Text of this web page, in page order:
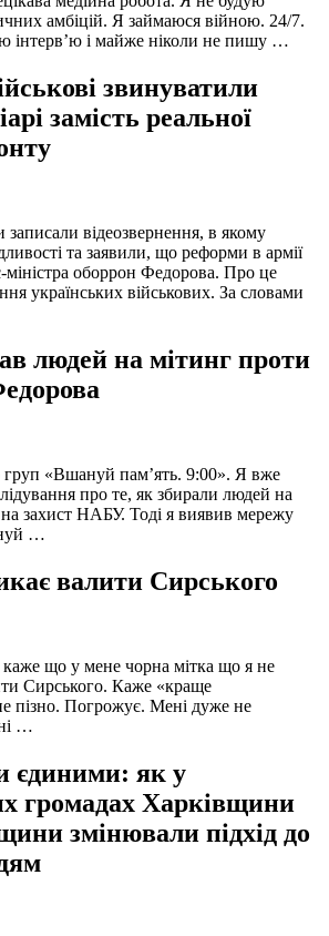
амбіцій. Я займаюся війною. 24/7.
інтерв’ю і майже ніколи не пишу …
звинуватили
замість реальної
записали відеозвернення, в якому
та заявили, що реформи в армії
міністра оборрон Федорова. Про це
українських військових. За словами
людей на мітинг проти
груп «Вшануй пам’ять. 9:00». Я вже
про те, як збирали людей на
захист НАБУ. Тоді я виявив мережу
…
валити Сирського
каже що у мене чорна мітка що я не
Сирського. Каже «краще
пізно. Погрожує. Мені дуже не
…
єдиними: як у
громадах Харківщини
змінювали підхід до